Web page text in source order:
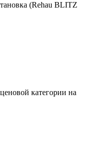
(Rehau BLITZ
категории на